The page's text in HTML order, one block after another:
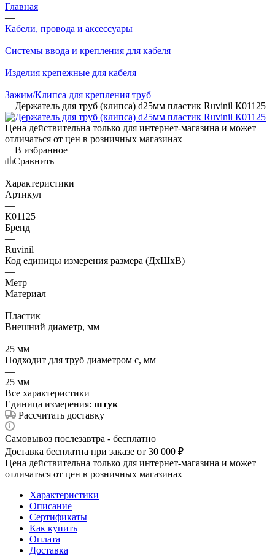
Главная
—
Кабели, провода и аксессуары
—
Системы ввода и крепления для кабеля
—
Изделия крепежные для кабеля
—
Зажим/Клипса для крепления труб
—Держатель для труб (клипса) d25мм пластик Ruvinil К01125
Цена действительна только для интернет-магазина и может
отличаться от цен в розничных магазинах
В избранное
Сравнить
Характеристики
Артикул
—
К01125
Бренд
—
Ruvinil
Код единицы измерения размера (ДхШхВ)
—
Метр
Материал
—
Пластик
Внешний диаметр, мм
—
25 мм
Подходит для труб диаметром с, мм
—
25 мм
Все характеристики
Единица измерения: штук
Рассчитать доставку
Самовывоз послезавтра - бесплатно
Доставка бесплатна при заказе от 30 000 ₽
Цена действительна только для интернет-магазина и может
отличаться от цен в розничных магазинах
Характеристики
Описание
Сертификаты
Как купить
Оплата
Доставка